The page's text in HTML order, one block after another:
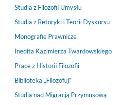
Studia z Filozofii Umysłu
Studia z Retoryki i Teorii Dyskursu
Monografie Prawnicze
Inedita Kazimierza Twardowskiego
Prace z Historii Filozofii
Biblioteka „Filozofuj”
Studia nad Migracją Przymusową